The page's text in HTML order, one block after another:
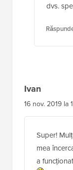
dvs.
Ivan
16 nov. 2019 la
Super!
mea
a funcționat